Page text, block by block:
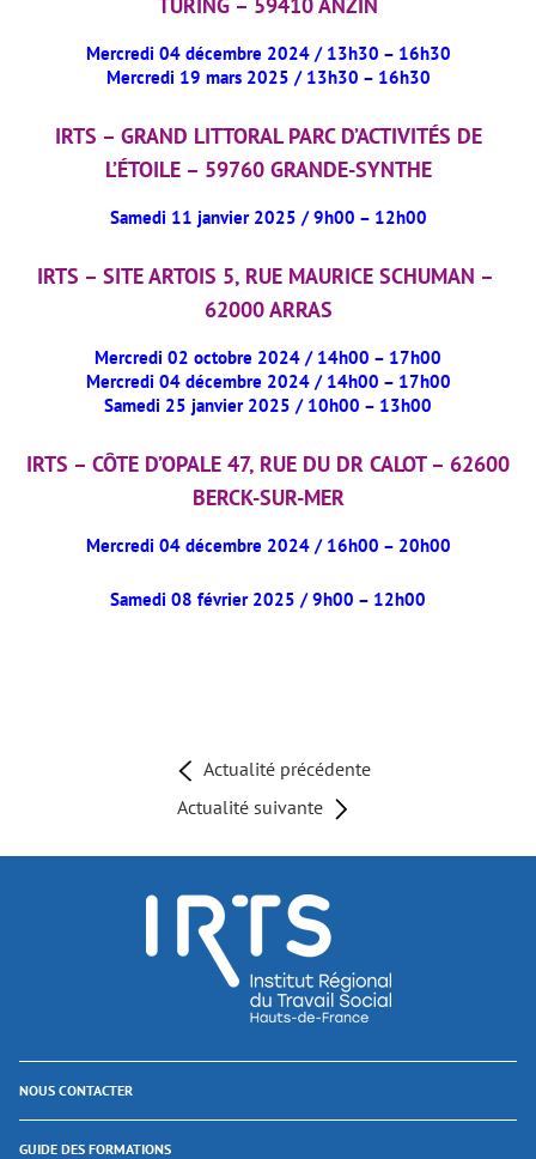
Mercredi 04 décembre 2024 / 13h30 – 16h30
Mercredi 19 mars 2025 / 13h30 – 16h30
IRTS – GRAND LITTORAL PARC D’ACTIVITÉS DE
L’ÉTOILE – 59760 GRANDE-SYNTHE
Samedi 11 janvier 2025 / 9h00 – 12h00
IRTS – SITE ARTOIS 5, RUE MAURICE SCHUMAN –
62000 ARRAS
Mercredi 02 octobre 2024 / 14h00 – 17h00
Mercredi 04 décembre 2024 / 14h00 – 17h00
Samedi 25 janvier 2025 / 10h00 – 13h00
IRTS – CÔTE D’OPALE 47, RUE DU DR CALOT – 62600
BERCK-SUR-MER
Mercredi 04 décembre 2024 / 16h00 – 20h00
Samedi 08 février 2025 / 9h00 – 12h00
Actualité précédente
Actualité suivante
NOUS CONTACTER
GUIDE DES FORMATIONS